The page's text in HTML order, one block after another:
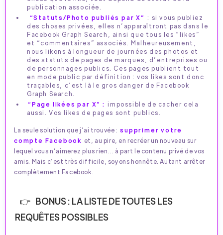
publication associée.
“Statuts/Photo publiés par X” : si vous publiez
des choses privées, elles n’apparaîtront pas dans le
Facebook Graph Search, ainsi que tous les “likes”
et “commentaires” associés. Malheureusement,
nous likons à longueur de journées des photos et
des statuts de pages de marques, d’entreprises ou
de personnages publics. Ces pages publient tout
en mode public par définition : vos likes sont donc
traçables, c’est là le gros danger de Facebook
Graph Search.
“Page likées par X” : impossible de cacher cela
aussi. Vos likes de pages sont publics.
La seule solution que j’ai trouvée : supprimer votre
compte Facebook et, au pire, en recréer un nouveau sur
lequel vous n’aimerez plus rien… à part le contenu privé de vos
amis. Mais c’est très difficile, soyons honnête. Autant arrêter
complètement Facebook.
BONUS : LA LISTE DE TOUTES LES
REQUÊTES POSSIBLES